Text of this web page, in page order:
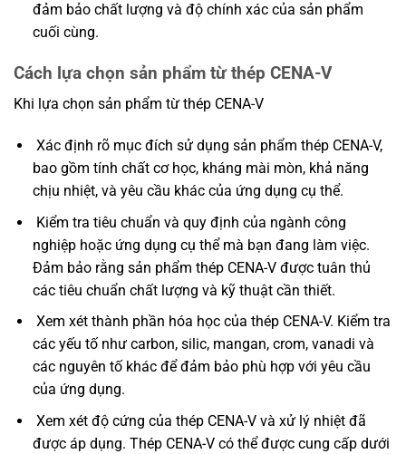
đảm bảo chất lượng và độ chính xác của sản phẩm
cuối cùng.
Cách lựa chọn sản phẩm từ thép CENA-V
Khi lựa chọn sản phẩm từ thép CENA-V
Xác định rõ mục đích sử dụng sản phẩm thép CENA-V,
bao gồm tính chất cơ học, kháng mài mòn, khả năng
chịu nhiệt, và yêu cầu khác của ứng dụng cụ thể.
Kiểm tra tiêu chuẩn và quy định của ngành công
nghiệp hoặc ứng dụng cụ thể mà bạn đang làm việc.
Đảm bảo rằng sản phẩm thép CENA-V được tuân thủ
các tiêu chuẩn chất lượng và kỹ thuật cần thiết.
Xem xét thành phần hóa học của thép CENA-V. Kiểm tra
các yếu tố như carbon, silic, mangan, crom, vanadi và
các nguyên tố khác để đảm bảo phù hợp với yêu cầu
của ứng dụng.
Xem xét độ cứng của thép CENA-V và xử lý nhiệt đã
được áp dụng. Thép CENA-V có thể được cung cấp dưới